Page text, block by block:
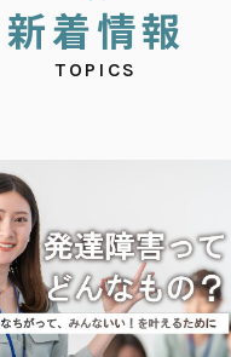
新着情報
TOPICS
新着情報